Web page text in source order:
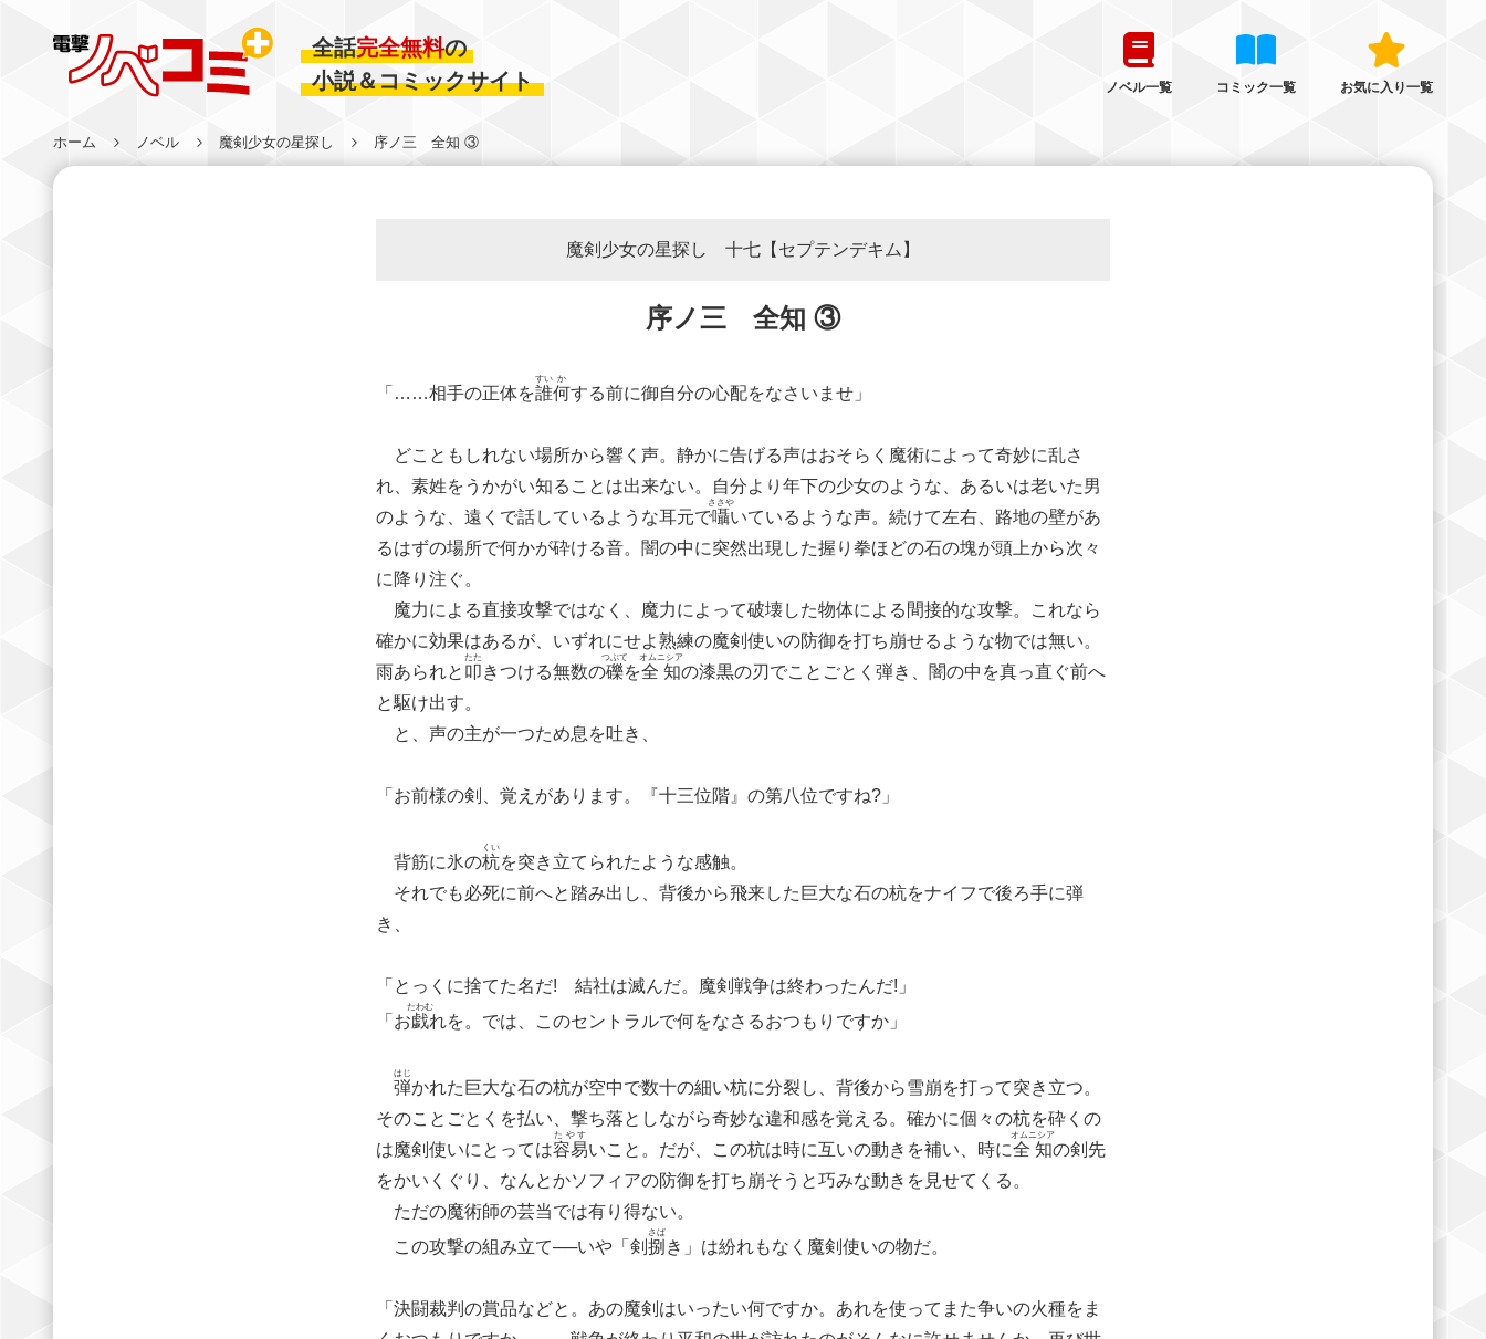
全話完全無料の
小説＆コミックサイト
ノベル一覧 コミック一覧 お気に入り一覧
ホーム ノベル 魔剣少女の星探し 序ノ三 全知 ③
魔剣少女の星探し 十七【セプテンデキム】
序ノ三 全知 ③
「……相手の正体を誰
すい
何
か
する前に御自分の心配をなさいませ」
どこともしれない場所から響く声。静かに告げる声はおそらく魔術によって奇妙に乱さ
れ、素姓をうかがい知ることは出来ない。自分より年下の少女のような、あるいは老いた男
のような、遠くで話しているような耳元で囁
ささや
いているような声。続けて左右、路地の壁があ
るはずの場所で何かが砕ける音。闇の中に突然出現した握り拳ほどの石の塊が頭上から次々
に降り注ぐ。
魔力による直接攻撃ではなく、魔力によって破壊した物体による間接的な攻撃。これなら
確かに効果はあるが、いずれにせよ熟練の魔剣使いの防御を打ち崩せるような物では無い。
雨あられと 叩
たた
きつける無数の礫
つぶて
を全知
オムニシア
の漆黒の刃でことごとく弾き、闇の中を真っ直ぐ前へ
と駆け出す。
と、声の主が一つため息を吐き、
「お前様の剣、覚えがあります。『十三位階』の第八位ですね?」
背筋に氷の杭
くい
を突き立てられたような感触。
それでも必死に前へと踏み出し、背後から飛来した巨大な石の杭をナイフで後ろ手に弾
き、
「とっくに捨てた名だ! 結社は滅んだ。魔剣戦争は終わったんだ!」
「お戯
たわむ
れを。では、このセントラルで何をなさるおつもりですか」
弾
はじ
かれた巨大な石の杭が空中で数十の細い杭に分裂し、背後から雪崩を打って突き立つ。
そのことごとくを払い、撃ち落としながら奇妙な違和感を覚える。確かに個々の杭を砕くの
は魔剣使いにとっては容易
たやす
いこと。だが、この杭は時に互いの動きを補い、時に全知
オムニシア
の剣先
をかいくぐり、なんとかソフィアの防御を打ち崩そうと巧みな動きを見せてくる。
ただの魔術師の芸当では有り得ない。
この攻撃の組み立て──いや「剣 捌
さば
き」は紛れもなく魔剣使いの物だ。
「決闘裁判の賞品などと。あの魔剣はいったい何ですか。あれを使ってまた争いの火種をま